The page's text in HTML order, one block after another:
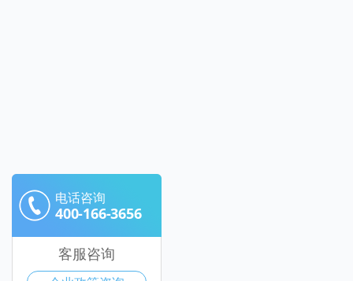
电话咨询
400-166-3656
客服咨询